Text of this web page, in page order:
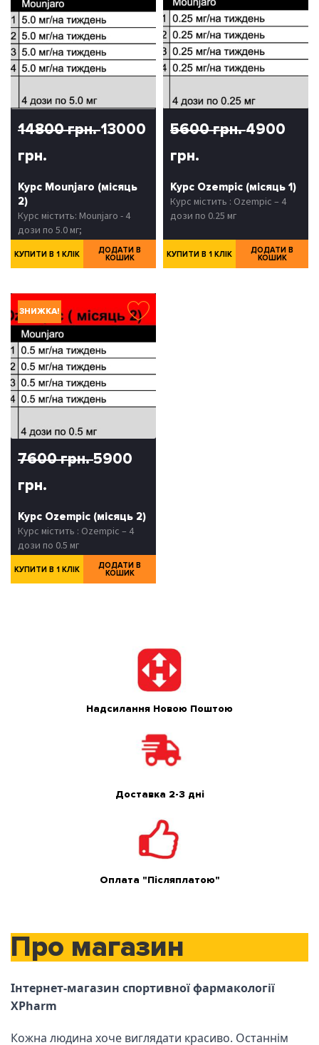
14800 грн.13000
грн.
Курс Mounjaro (місяць
2)
Курс містить: Mounjaro - 4
дози по 5.0 мг;
КУПИТИ В 1 КЛІК
ДОДАТИ В
КОШИК
5600 грн.4900
грн.
Курс Ozempic (місяць 1)
Курс містить : Ozempic – 4
дози по 0.25 мг
КУПИТИ В 1 КЛІК
ДОДАТИ В
КОШИК
7600 грн.5900
грн.
Курс Ozempic (місяць 2)
Курс містить : Ozempic – 4
дози по 0.5 мг
КУПИТИ В 1 КЛІК
ЗНИЖКА!
ДОДАТИ В
КОШИК
Надсилання Новою Поштою
Доставка 2-3 дні
Оплата "Післяплатою"
Про магазин
Інтернет-магазин спортивної фармакології
XPharm
Кожна людина хоче виглядати красиво. Останнім